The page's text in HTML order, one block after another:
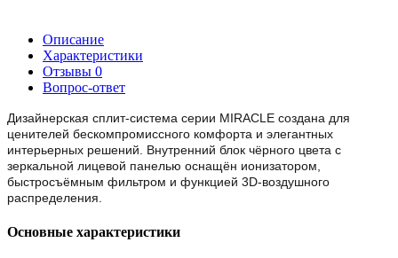
Описание
Характеристики
Отзывы 0
Вопрос-ответ
Дизайнерская сплит-система серии MIRACLE создана для
ценителей бескомпромиссного комфорта и элегантных
интерьерных решений. Внутренний блок чёрного цвета с
зеркальной лицевой панелью оснащён ионизатором,
быстросъёмным фильтром и функцией 3D-воздушного
распределения.
Основные характеристики